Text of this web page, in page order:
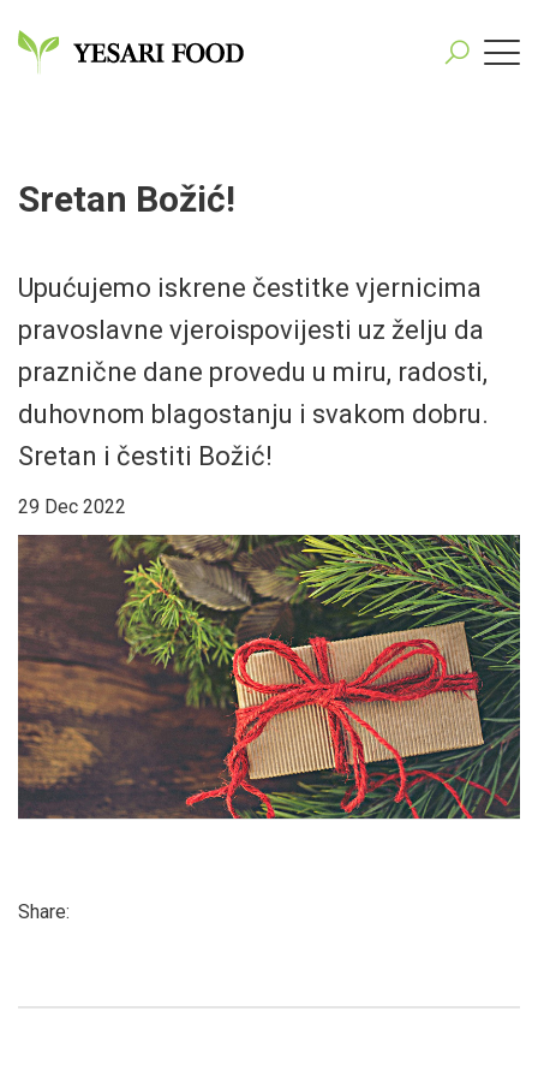
Sretan Božić!
Upućujemo iskrene čestitke vjernicima
pravoslavne vjeroispovijesti uz želju da
praznične dane provedu u miru, radosti,
duhovnom blagostanju i svakom dobru.
Sretan i čestiti Božić!
29 Dec 2022
Share: